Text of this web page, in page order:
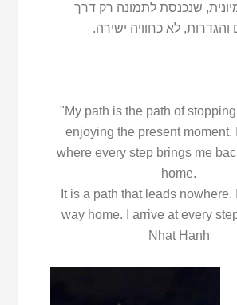
שנכנסת לתמונה רק דרך
לא כחוויה ישירה.
"My path is the path of
enjoying the present moment.
where every step brings me
home.
It is a path that leads nowhere.
way home. I arrive at every
Nhat Hanh